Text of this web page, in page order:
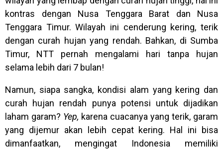
kontras dengan Nusa Tenggara Barat dan Nusa
Tenggara Timur. Wilayah ini cenderung kering, terik
dengan curah hujan yang rendah. Bahkan, di Sumba
Timur, NTT pernah mengalami hari tanpa hujan
selama lebih dari 7 bulan!
Namun, siapa sangka, kondisi alam yang kering dan
curah hujan rendah punya potensi untuk dijadikan
laham garam? Yep, karena cuacanya yang terik, garam
yang dijemur akan lebih cepat kering. Hal ini bisa
dimanfaatkan, mengingat Indonesia memiliki